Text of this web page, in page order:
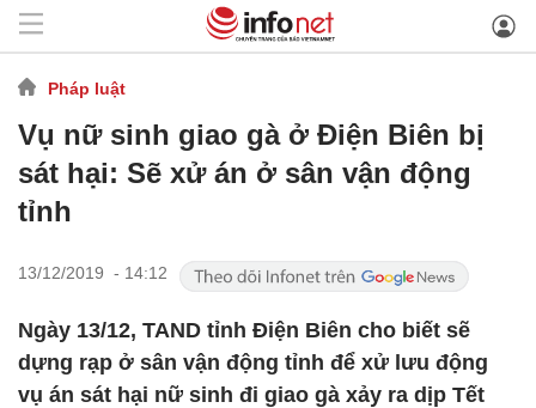
Pháp luật
Vụ nữ sinh giao gà ở Điện Biên bị
sát hại: Sẽ xử án ở sân vận động
tỉnh
13/12/2019 - 14:12
Ngày 13/12, TAND tỉnh Điện Biên cho biết sẽ
dựng rạp ở sân vận động tỉnh để xử lưu động
vụ án sát hại nữ sinh đi giao gà xảy ra dịp Tết